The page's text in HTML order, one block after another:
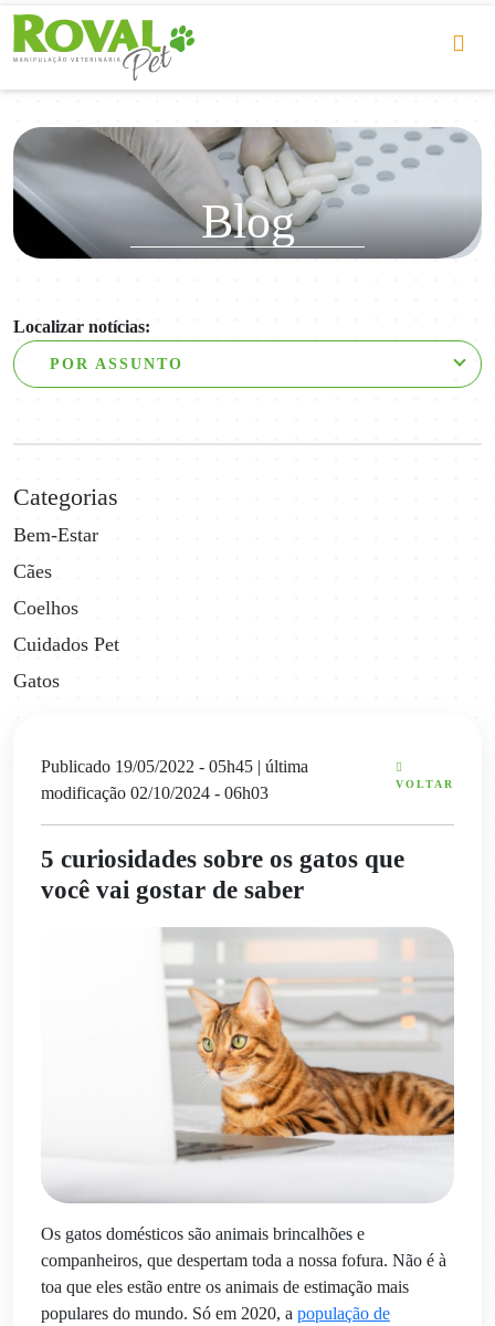
Blog
Localizar notícias:
POR ASSUNTO
Categorias
Bem-Estar
Cães
Coelhos
Cuidados Pet
Gatos
Publicado 19/05/2022 - 05h45 | última
modificação 02/10/2024 - 06h03
VOLTAR
5 curiosidades sobre os gatos que
você vai gostar de saber
Os gatos domésticos são animais brincalhões e
companheiros, que despertam toda a nossa fofura. Não é à
toa que eles estão entre os animais de estimação mais
populares do mundo. Só em 2020, a população de